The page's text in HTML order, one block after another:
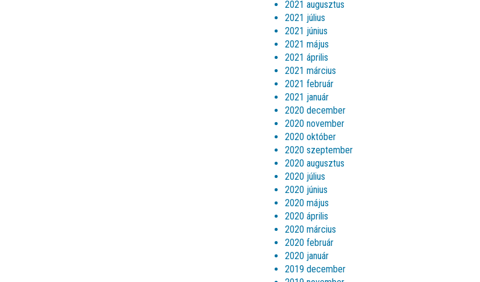
2021 augusztus
2021 július
2021 június
2021 május
2021 április
2021 március
2021 február
2021 január
2020 december
2020 november
2020 október
2020 szeptember
2020 augusztus
2020 július
2020 június
2020 május
2020 április
2020 március
2020 február
2020 január
2019 december